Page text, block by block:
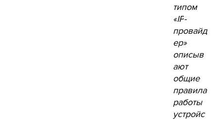
типом
«IP-
провайд
ер»
описыв
ают
общие
правила
работы
устройс